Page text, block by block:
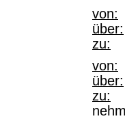
von:
über:
zu:
von:
über:
zu: